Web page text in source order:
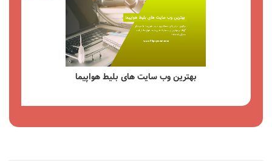
راهنمای جامع کیف پول Payeer امکانات مزایا و نحوه استفاده